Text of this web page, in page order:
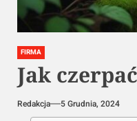
FIRMA
Jak
Redakcja 5 Grudnia, 2024